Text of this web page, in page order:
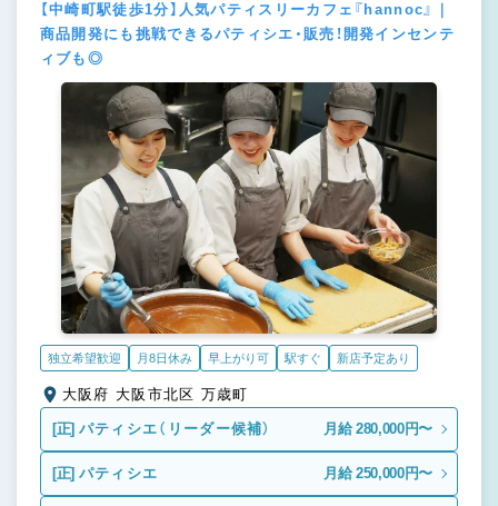
【中崎町駅徒歩1分】人気パティスリーカフェ『hannoc』｜
商品開発にも挑戦できるパティシエ・販売！開発インセンテ
ィブも◎
独立希望歓迎 月8日休み 早上がり可 駅すぐ 新店予定あり
大阪府 大阪市北区 万歳町
[正] パティシエ（リーダー候補） 月給 280,000円〜
[正] パティシエ 月給 250,000円〜